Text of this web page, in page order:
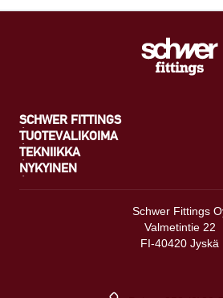
SCHWER FITTINGS
TUOTEVALIKOIMA
TEKNIIKKA
NYKYINEN
Schwer Fittings
Valmetintie 22
FI-40420 Jyskä